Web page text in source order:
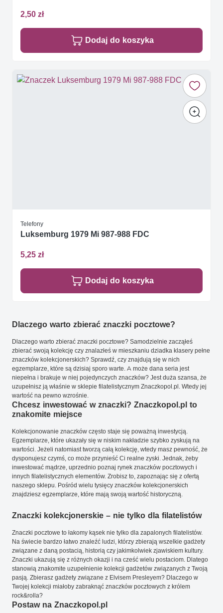
2,50 zł
Dodaj do koszyka
Telefony
Luksemburg 1979 Mi 987-988 FDC
5,25 zł
Dodaj do koszyka
Dlaczego warto zbierać znaczki pocztowe?
Dlaczego warto zbierać znaczki pocztowe? Samodzielnie zacząłeś
zbierać swoją kolekcję czy znalazłeś w mieszkaniu dziadka klasery pełne
znaczków kolekcjonerskich? Sprawdź, czy znajdują się w nich
egzemplarze, które są dzisiaj sporo warte. A może dana seria jest
niepełna i brakuje w niej pojedynczych znaczków? Jest duża szansa, że
uzupełnisz ją właśnie w sklepie filatelistycznym Znaczkopol.pl. Wtedy jej
wartość na pewno wzrośnie.
Chcesz inwestować w znaczki? Znaczkopol.pl to
znakomite miejsce
Kolekcjonowanie znaczków często staje się poważną inwestycją.
Egzemplarze, które ukazały się w niskim nakładzie szybko zyskują na
wartości. Jeżeli natomiast tworzą całą kolekcję, wtedy masz pewność, że
dysponujesz czymś, co może przynieść Ci realne zyski. Jednak, żeby
inwestować mądrze, uprzednio poznaj rynek znaczków pocztowych i
innych filatelistycznych elementów. Zrobisz to, zapoznając się z ofertą
naszego sklepu. Pośród wielu tysięcy znaczków kolekcjonerskich
znajdziesz egzemplarze, które mają swoją wartość historyczną.
Znaczki kolekcjonerskie – nie tylko dla filatelistów
Znaczki pocztowe to łakomy kąsek nie tylko dla zapalonych filatelistów.
Na świecie bardzo łatwo znaleźć ludzi, którzy zbierają wszelkie gadżety
związane z daną postacią, historią czy jakimkolwiek zjawiskiem kultury.
Znaczki ukazują się z różnych okazji i na cześć wielu postaciom. Dlatego
stanowią znakomite uzupełnienie kolekcji gadżetów związanych z Twoją
pasją. Zbierasz gadżety związane z Elvisem Presleyem? Dlaczego w
Twojej kolekcji miałoby zabraknąć znaczków pocztowych z królem
rock&rolla?
Postaw na Znaczkopol.pl